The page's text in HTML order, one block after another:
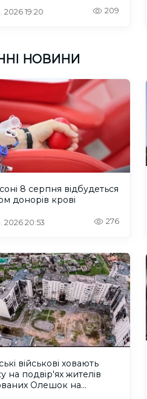
2026 19:20 209
НОВИНИ
8 серпня відбудеться
донорів крові
2026 20:53 276
військові ховають
на подвір'ях жителів
Олешок на